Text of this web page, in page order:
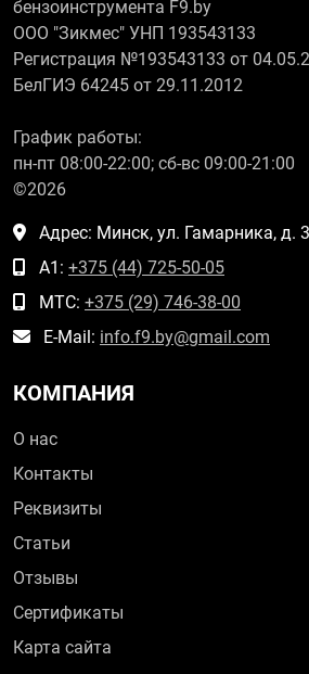
бензоинструмента F9.by
ООО "Зикмес" УНП 193543133
Регистрация №193543133 от
БелГИЭ 64245 от 29.11.2012
График работы:
пн-пт 08:00-22:00; сб-вс 09:00-21:00
©2026
Адрес: Минск, ул. Гамарника, д.
А1: +375 (44) 725-50-05
МТС: +375 (29) 746-38-00
E-Mail: info.f9.by@gmail.com
КОМПАНИЯ
О нас
Контакты
Реквизиты
Статьи
Отзывы
Сертификаты
Карта сайта